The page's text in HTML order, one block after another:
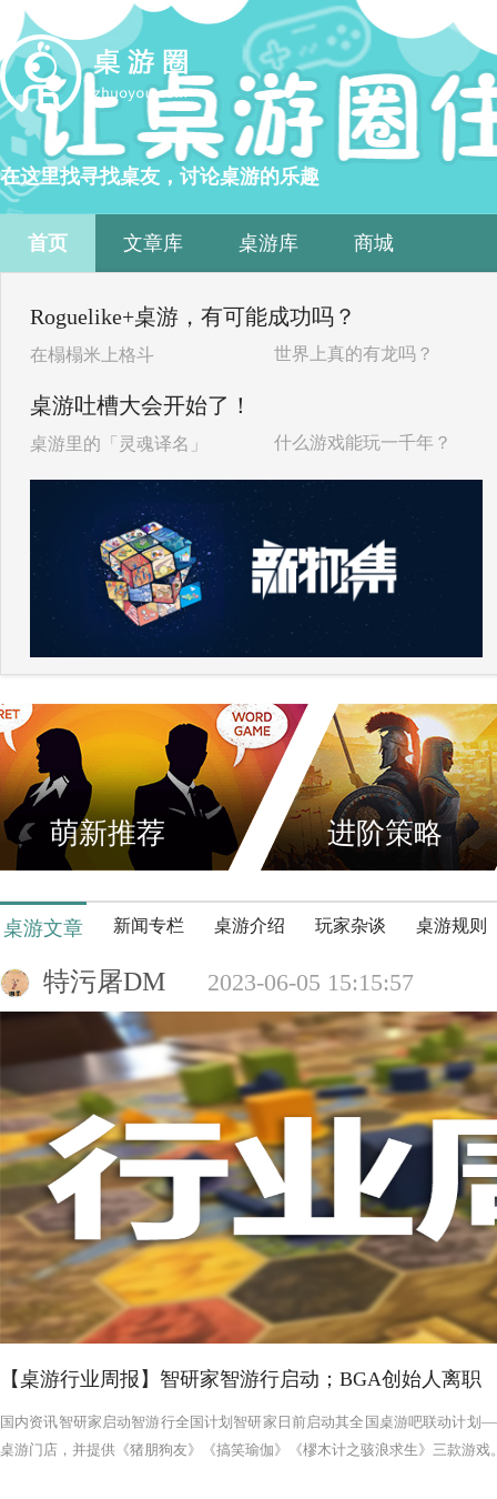
在这里找寻找桌友，讨论桌游的乐趣
首页 文章库 桌游库 商城
Roguelike+桌游，有可能成功吗？
在榻榻米上格斗 世界上真的有龙吗？
桌游吐槽大会开始了！
桌游里的「灵魂译名」 什么游戏能玩一千年？
萌新推荐 进阶策略
桌游文章 新闻专栏 桌游介绍 玩家杂谈 桌游规则
特污屠DM 2023-06-05 15:15:57
【桌游行业周报】智研家智游行启动；BGA创始人离职
国内资讯智研家启动智游行全国计划智研家日前启动其全国桌游吧联动计
桌游门店，并提供《猪朋狗友》《搞笑瑜伽》《樛木计之骇浪求生》三款游戏